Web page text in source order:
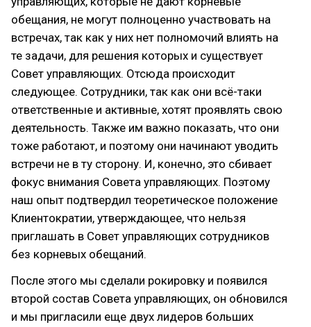
обещания, не могут полноценно участвовать на
встречах, так как у них нет полномочий влиять на
те задачи, для решения которых и существует
Совет управляющих. Отсюда происходит
следующее. Сотрудники, так как они всё-таки
ответственные и активные, хотят проявлять свою
деятельность. Также им важно показать, что они
тоже работают, и поэтому они начинают уводить
встречи не в ту сторону. И, конечно, это сбивает
фокус внимания Совета управляющих. Поэтому
наш опыт подтвердил теоретическое положение
Клиентократии, утверждающее, что нельзя
приглашать в Совет управляющих сотрудников
без корневых обещаний.
После этого мы сделали рокировку и появился
второй состав Совета управляющих, он обновился
и мы пригласили еще двух лидеров больших